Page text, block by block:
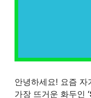
안녕하세요! 요즘 자
가장 뜨거운 화두인